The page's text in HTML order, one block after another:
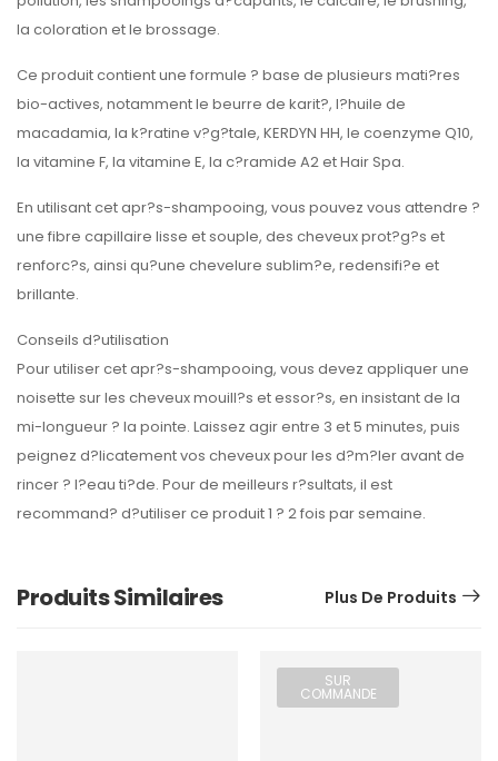
la coloration et le brossage.
Ce produit contient une formule ? base de plusieurs mati?res
bio-actives, notamment le beurre de karit?, l?huile de
macadamia, la k?ratine v?g?tale, KERDYN HH, le coenzyme Q10,
la vitamine F, la vitamine E, la c?ramide A2 et Hair Spa.
En utilisant cet apr?s-shampooing, vous pouvez vous attendre ?
une fibre capillaire lisse et souple, des cheveux prot?g?s et
renforc?s, ainsi qu?une chevelure sublim?e, redensifi?e et
brillante.
Conseils d?utilisation
Pour utiliser cet apr?s-shampooing, vous devez appliquer une
noisette sur les cheveux mouill?s et essor?s, en insistant de la
mi-longueur ? la pointe. Laissez agir entre 3 et 5 minutes, puis
peignez d?licatement vos cheveux pour les d?m?ler avant de
rincer ? l?eau ti?de. Pour de meilleurs r?sultats, il est
recommand? d?utiliser ce produit 1 ? 2 fois par semaine.
Produits Similaires Plus De Produits
SUR
COMMANDE